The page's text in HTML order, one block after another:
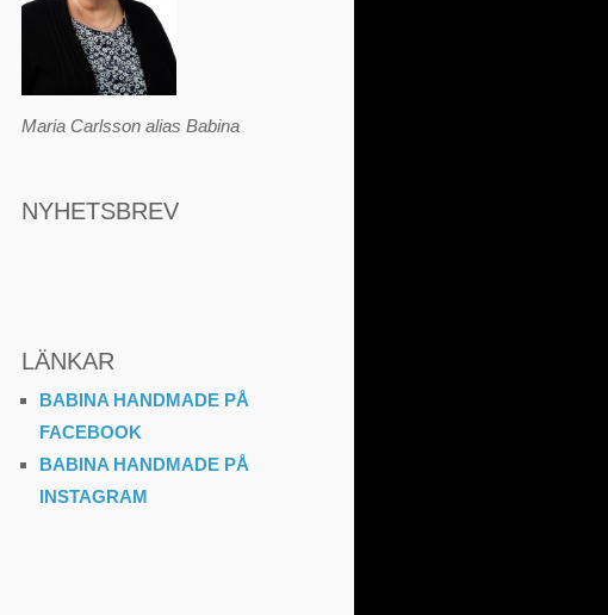
Maria Carlsson alias Babina
NYHETSBREV
LÄNKAR
BABINA HANDMADE PÅ
FACEBOOK
BABINA HANDMADE PÅ
INSTAGRAM